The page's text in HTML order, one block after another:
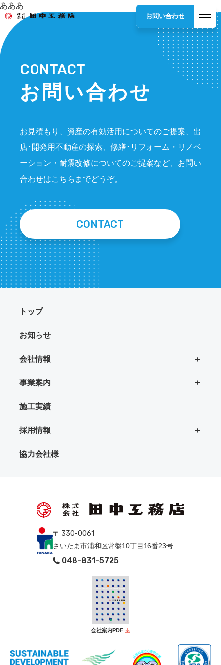
お問い合わせ
あああ
CONTACT
お問い合わせ
お見積もり、資産の有効活用についてのご提案、出
店･開発用不動産の探索、修繕･リフォーム・リノベ
ーション・耐震改修についてのご提案など、お問い
合わせはこちらまでどうぞ。
CONTACT
トップ
お知らせ
会社情報
事業案内
施工実績
採用情報
協力会社様
〒 330-0061
さいたま市浦和区常盤10丁目16番23号
048-831-5725
会社案内PDF